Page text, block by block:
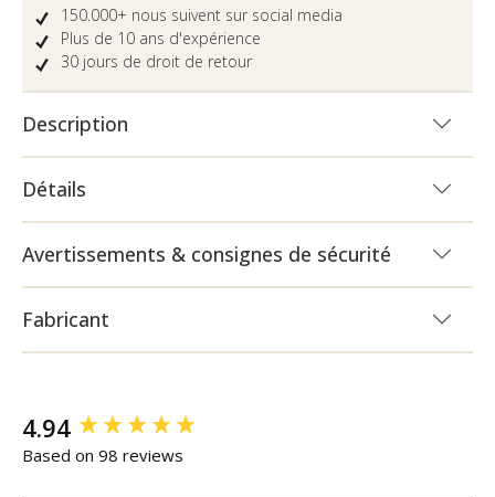
150.000+ nous suivent sur social media
Plus de 10 ans d'expérience
30 jours de droit de retour
Description
Détails
Avertissements & consignes de sécurité
Fabricant
4.94
Based on 98 reviews
New content loaded